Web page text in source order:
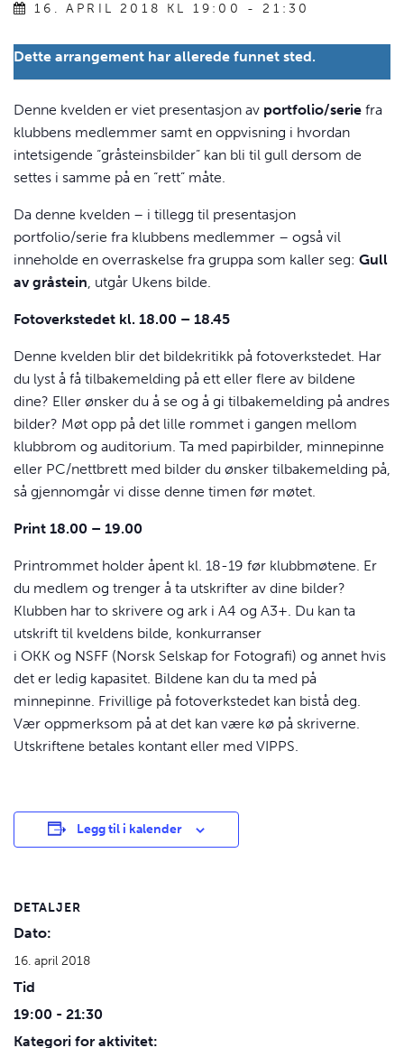
16. APRIL 2018 KL 19:00 -21:30
Dette arrangement har allerede funnet sted.
Denne kvelden er viet presentasjon av portfolio/serie fra
klubbens medlemmer samt en oppvisning i hvordan
intetsigende “gråsteinsbilder” kan bli til gull dersom de
settes i samme på en “rett” måte.
Da denne kvelden – i tillegg til presentasjon
portfolio/serie fra klubbens medlemmer – også vil
inneholde en overraskelse fra gruppa som kaller seg: Gull
av gråstein, utgår Ukens bilde.
Fotoverkstedet kl. 18.00 – 18.45
Denne kvelden blir det bildekritikk på fotoverkstedet. Har
du lyst å få tilbakemelding på ett eller flere av bildene
dine? Eller ønsker du å se og å gi tilbakemelding på andres
bilder? Møt opp på det lille rommet i gangen mellom
klubbrom og auditorium. Ta med papirbilder, minnepinne
eller PC/nettbrett med bilder du ønsker tilbakemelding på,
så gjennomgår vi disse denne timen før møtet.
Print 18.00 – 19.00
Printrommet holder åpent kl. 18-19 før klubbmøtene. Er
du medlem og trenger å ta utskrifter av dine bilder?
Klubben har to skrivere og ark i A4 og A3+. Du kan ta
utskrift til kveldens bilde, konkurranser
i OKK og NSFF (Norsk Selskap for Fotografi) og annet hvis
det er ledig kapasitet. Bildene kan du ta med på
minnepinne. Frivillige på fotoverkstedet kan bistå deg.
Vær oppmerksom på at det kan være kø på skriverne.
Utskriftene betales kontant eller med VIPPS.
Legg til i kalender
DETALJER
Dato:
16. april 2018
Tid
19:00 - 21:30
Kategori for aktivitet: